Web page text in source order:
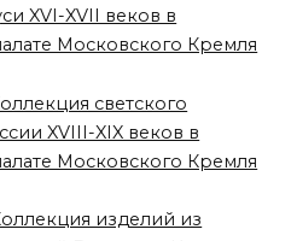
XVI-XVII веков в
Московского Кремля
светского
XVIII-XIX веков в
Московского Кремля
изделий из